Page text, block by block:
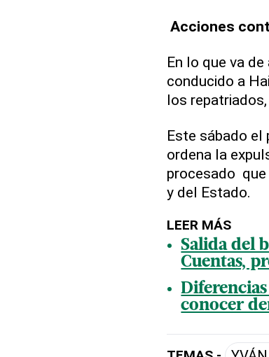
Acciones
En lo que va
conducido a
los
Este sábado el
ordena la
procesado que
y del Estado.
LEER MÁS
Salida del
Cuentas,
conocer